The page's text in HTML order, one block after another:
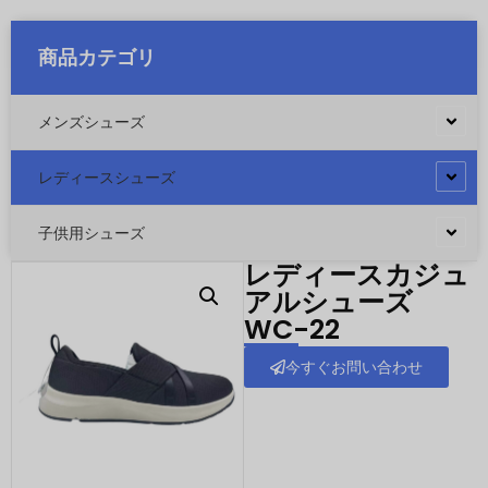
商品カテゴリ
メンズシューズ
レディースシューズ
子供用シューズ
レディースカジュ
アルシューズ
WC-22
今すぐお問い合わせ